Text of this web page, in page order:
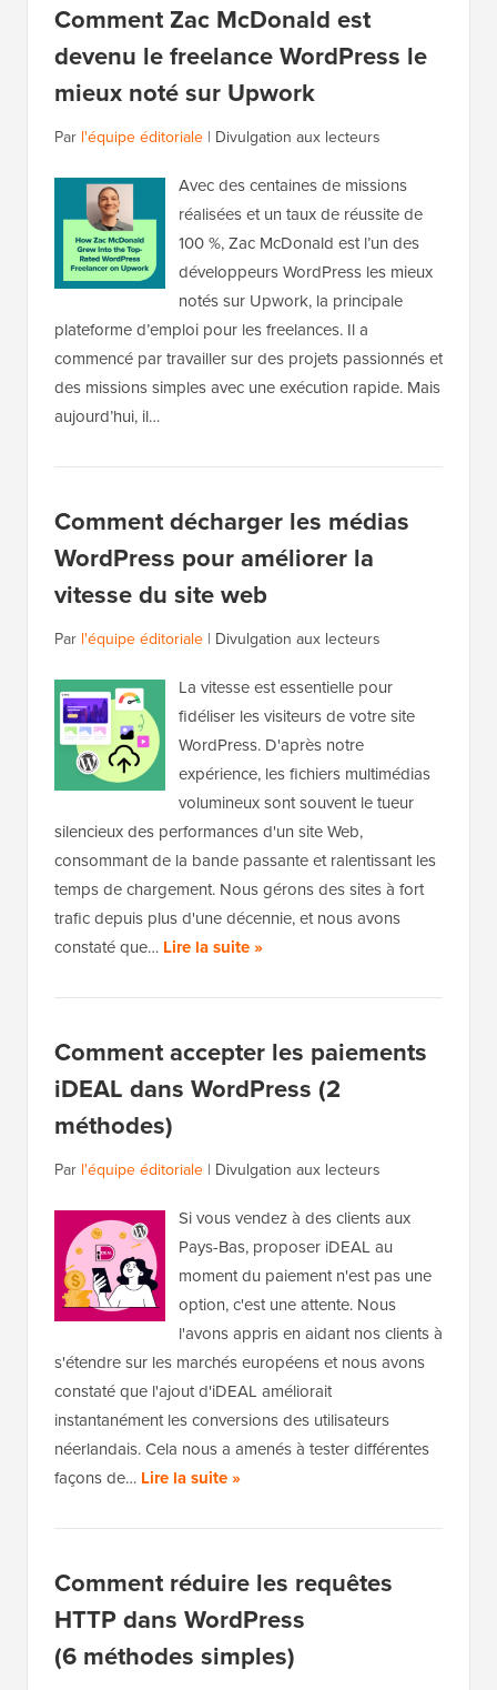
Comment Zac McDonald est
devenu le freelance WordPress le
mieux noté sur Upwork
Par l'équipe éditoriale | Divulgation aux lecteurs
Avec des centaines de missions
réalisées et un taux de réussite de
100 %, Zac McDonald est l’un des
développeurs WordPress les mieux
notés sur Upwork, la principale
plateforme d’emploi pour les freelances. Il a
commencé par travailler sur des projets passionnés et
des missions simples avec une exécution rapide. Mais
aujourd’hui, il…
Comment décharger les médias
WordPress pour améliorer la
vitesse du site web
Par l'équipe éditoriale | Divulgation aux lecteurs
La vitesse est essentielle pour
fidéliser les visiteurs de votre site
WordPress. D'après notre
expérience, les fichiers multimédias
volumineux sont souvent le tueur
silencieux des performances d'un site Web,
consommant de la bande passante et ralentissant les
temps de chargement. Nous gérons des sites à fort
trafic depuis plus d'une décennie, et nous avons
constaté que… Lire la suite »
Comment accepter les paiements
iDEAL dans WordPress (2
méthodes)
Par l'équipe éditoriale | Divulgation aux lecteurs
Si vous vendez à des clients aux
Pays-Bas, proposer iDEAL au
moment du paiement n'est pas une
option, c'est une attente. Nous
l'avons appris en aidant nos clients à
s'étendre sur les marchés européens et nous avons
constaté que l'ajout d'iDEAL améliorait
instantanément les conversions des utilisateurs
néerlandais. Cela nous a amenés à tester différentes
façons de… Lire la suite »
Comment réduire les requêtes
HTTP dans WordPress
(6 méthodes simples)